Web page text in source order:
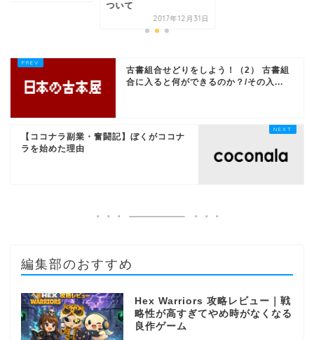
古書組合せどりをしよう！（2） 古書組
合に入ると何ができるのか？/その入...
【ココナラ副業・奮闘記】ぼくがココナ
ラを始めた理由
編集部のおすすめ
Hex Warriors 攻略レビュー｜戦
略性が高すぎてやめ時がなくなる
良作ゲーム